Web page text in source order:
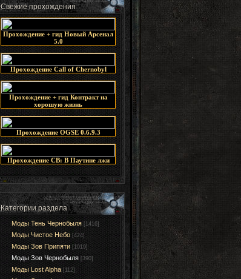
Свежие прохождения
Прохождение + гид Новый Арсенал
5.0
Прохождение Call of Chernobyl
Прохождение + гид Контракт на
хорошую жизнь
Прохождение OGSE 0.6.9.3
Прохождение СВ: В Паутине лжи
Категории раздела
Моды Тень Чернобыля [1416]
Моды Чистое Небо [424]
Моды Зов Припяти [1019]
Моды Зов Чернобыля [390]
Моды Lost Alpha [112]